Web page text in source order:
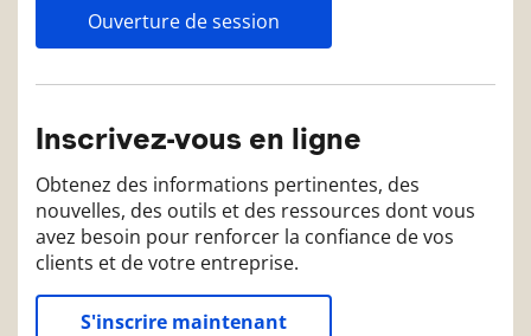
Ouverture de session
Inscrivez-vous en ligne
Obtenez des informations pertinentes, des
nouvelles, des outils et des ressources dont vous
avez besoin pour renforcer la confiance de vos
clients et de votre entreprise.
S'inscrire maintenant